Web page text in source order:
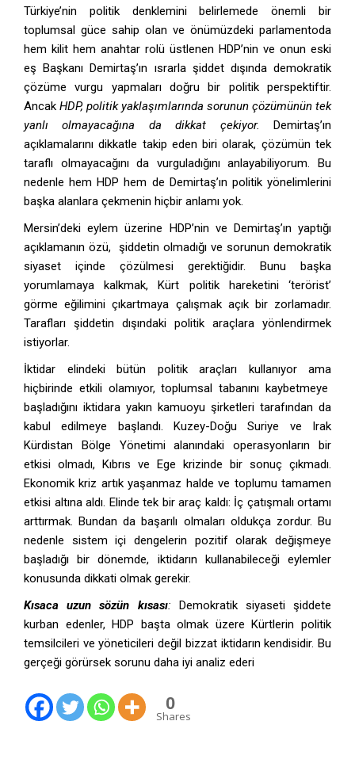
Türkiye’nin politik denklemini belirlemede önemli bir
toplumsal güce sahip olan ve önümüzdeki parlamentoda
hem kilit hem anahtar rolü üstlenen HDP’nin ve onun eski
eş Başkanı Demirtaş’ın ısrarla şiddet dışında demokratik
çözüme vurgu yapmaları doğru bir politik perspektiftir.
Ancak HDP, politik yaklaşımlarında sorunun çözümünün tek
yanlı olmayacağına da dikkat çekiyor. Demirtaş’ın
açıklamalarını dikkatle takip eden biri olarak, çözümün tek
taraflı olmayacağını da vurguladığını anlayabiliyorum. Bu
nedenle hem HDP hem de Demirtaş’ın politik yönelimlerini
başka alanlara çekmenin hiçbir anlamı yok.
Mersin’deki eylem üzerine HDP’nin ve Demirtaş’ın yaptığı
açıklamanın özü, şiddetin olmadığı ve sorunun demokratik
siyaset içinde çözülmesi gerektiğidir. Bunu başka
yorumlamaya kalkmak, Kürt politik hareketini ‘terörist’
görme eğilimini çıkartmaya çalışmak açık bir zorlamadır.
Tarafları şiddetin dışındaki politik araçlara yönlendirmek
istiyorlar.
İktidar elindeki bütün politik araçları kullanıyor ama
hiçbirinde etkili olamıyor, toplumsal tabanını kaybetmeye
başladığını iktidara yakın kamuoyu şirketleri tarafından da
kabul edilmeye başlandı. Kuzey-Doğu Suriye ve Irak
Kürdistan Bölge Yönetimi alanındaki operasyonların bir
etkisi olmadı, Kıbrıs ve Ege krizinde bir sonuç çıkmadı.
Ekonomik kriz artık yaşanmaz halde ve toplumu tamamen
etkisi altına aldı. Elinde tek bir araç kaldı: İç çatışmalı ortamı
arttırmak. Bundan da başarılı olmaları oldukça zordur. Bu
nedenle sistem içi dengelerin pozitif olarak değişmeye
başladığı bir dönemde, iktidarın kullanabileceği eylemler
konusunda dikkati olmak gerekir.
Kısaca uzun sözün kısası: Demokratik siyaseti şiddete
kurban edenler, HDP başta olmak üzere Kürtlerin politik
temsilcileri ve yöneticileri değil bizzat iktidarın kendisidir. Bu
gerçeği görürsek sorunu daha iyi analiz ederi
0
Shares